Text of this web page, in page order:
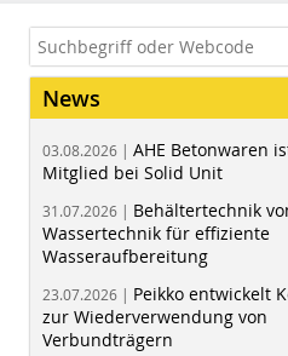
News
03.08.2026 | AHE Betonwaren
Mitglied bei Solid Unit
31.07.2026 | Behältertechnik
Wassertechnik für effiziente
Wasseraufbereitung
23.07.2026 | Peikko entwickelt
zur Wiederverwendung von
Verbundträgern